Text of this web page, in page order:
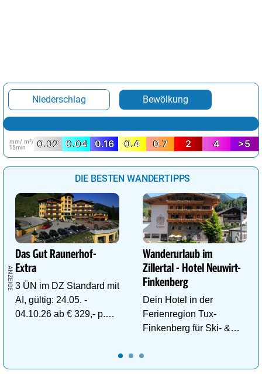
Niederschlag Bewölkung
mm/ m²/
15min
0.02 0.04 0.16 0.4 0.7 2 4 >5
DIE BESTEN WANDERTIPPS
Das Gut Raunerhof-
Extra
3 ÜN im DZ Standard mit
AI, gültig: 24.05. -
04.10.26 ab € 329,- p.P.
Wanderurlaub im
Zillertal - Hotel Neuwirt-
Finkenberg
Dein Hotel in der
Ferienregion Tux-
Finkenberg für Ski- &
bis zu 3250m.